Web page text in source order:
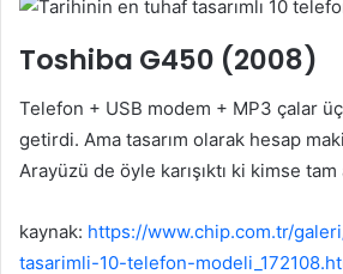
Toshiba G450 (2008)
Telefon + USB modem + MP3 çalar
getirdi. Ama tasarım olarak hesap
Arayüzü de öyle karışıktı ki kimse
kaynak: https://www.chip.com.tr/
tasarimli-10-telefon-